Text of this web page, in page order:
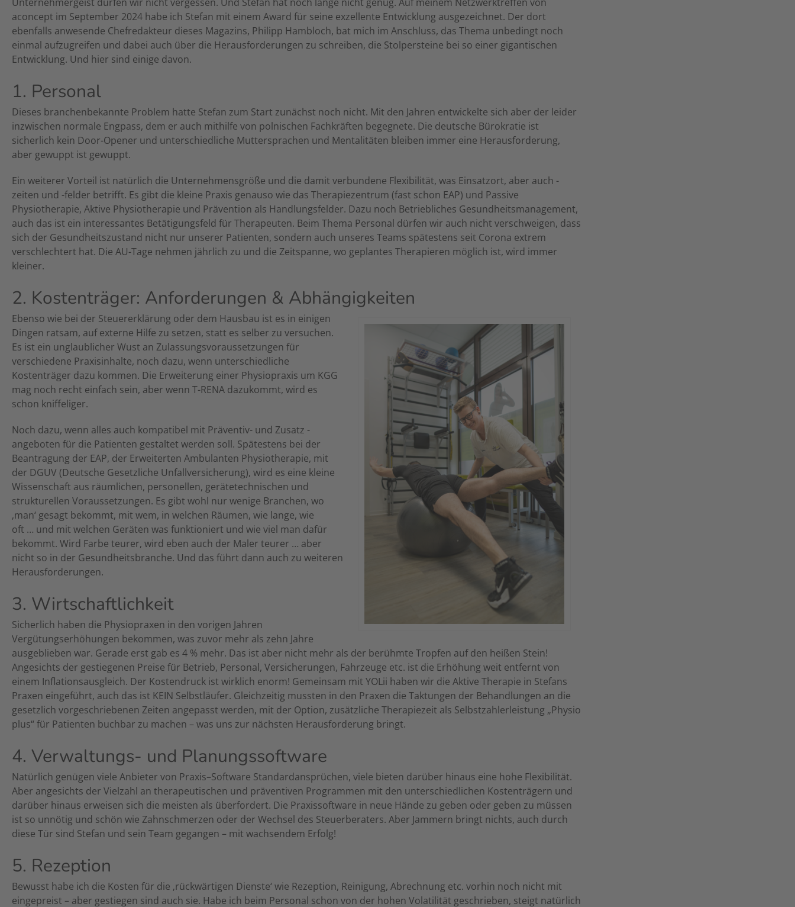
aconcept im September 2024 habe ich Stefan mit einem Award für seine exzellente Entwicklung ausgezeichnet. Der dort
ebenfalls anwesende Chefredakteur dieses Magazins, Philipp Hambloch, bat mich im Anschluss, das Thema unbedingt noch
einmal aufzugreifen und dabei auch über die Herausforderungen zu schreiben, die Stolpersteine bei so einer gigantischen
Entwicklung. Und hier sind einige davon.
1. Personal
Dieses branchenbekannte Problem hatte Stefan zum Start zunächst noch nicht. Mit den Jahren entwickelte sich aber der leider
inzwischen normale Engpass, dem er auch mithilfe von polnischen Fachkräften begegnete. Die deutsche Bürokratie ist
sicherlich kein Door-Opener und unterschiedliche Muttersprachen und Mentalitäten bleiben immer eine Herausforderung,
aber gewuppt ist gewuppt.
Ein weiterer Vorteil ist natürlich die Unternehmensgröße und die damit verbundene Flexibilität, was Einsatzort, aber auch -
zeiten und -felder betrifft. Es gibt die kleine Praxis genauso wie das Therapiezentrum (fast schon EAP) und Passive
Physiotherapie, Aktive Physiotherapie und Prävention als Handlungsfelder. Dazu noch Betriebliches Gesundheitsmanagement,
auch das ist ein interessantes Betätigungsfeld für Therapeuten. Beim Thema Personal dürfen wir auch nicht verschweigen, dass
sich der Gesundheitszustand nicht nur unserer Patienten, sondern auch unseres Teams spätestens seit Corona extrem
verschlechtert hat. Die AU-Tage nehmen jährlich zu und die Zeitspanne, wo geplantes Therapieren möglich ist, wird immer
kleiner.
2. Kostenträger: Anforderungen & Abhängigkeiten
Ebenso wie bei der Steuererklärung oder dem Hausbau ist es in einigen
Dingen ratsam, auf externe Hilfe zu setzen, statt es selber zu versuchen.
Es ist ein unglaublicher Wust an Zulassungsvoraussetzungen für
verschiedene Praxisinhalte, noch dazu, wenn unterschiedliche
Kostenträger dazu kommen. Die Erweiterung einer Physiopraxis um KGG
mag noch recht einfach sein, aber wenn T-RENA dazukommt, wird es
schon kniffeliger.
Noch dazu, wenn alles auch kompatibel mit Präventiv- und Zusatz -
angeboten für die Patienten gestaltet werden soll. Spätestens bei der
Beantragung der EAP, der Erweiterten Ambulanten Physiotherapie, mit
der DGUV (Deutsche Gesetzliche Unfallversicherung), wird es eine kleine
Wissenschaft aus räumlichen, personellen, gerätetechnischen und
strukturellen Voraussetzungen. Es gibt wohl nur wenige Branchen, wo
‚man‘ gesagt bekommt, mit wem, in welchen Räumen, wie lange, wie
oft … und mit welchen Geräten was funktioniert und wie viel man dafür
bekommt. Wird Farbe teurer, wird eben auch der Maler teurer … aber
nicht so in der Gesundheitsbranche. Und das führt dann auch zu weiteren
Herausforderungen.
3. Wirtschaftlichkeit
Sicherlich haben die Physiopraxen in den vorigen Jahren
Vergütungserhöhungen bekommen, was zuvor mehr als zehn Jahre
ausgeblieben war. Gerade erst gab es 4 % mehr. Das ist aber nicht mehr als der berühmte Tropfen auf den heißen Stein!
Angesichts der gestiegenen Preise für Betrieb, Personal, Versicherungen, Fahrzeuge etc. ist die Erhöhung weit entfernt von
einem Inflationsausgleich. Der Kostendruck ist wirklich enorm! Gemeinsam mit YOLii haben wir die Aktive Therapie in Stefans
Praxen eingeführt, auch das ist KEIN Selbstläufer. Gleichzeitig mussten in den Praxen die Taktungen der Behandlungen an die
gesetzlich vorgeschriebenen Zeiten angepasst werden, mit der Option, zusätzliche Therapiezeit als Selbstzahlerleistung „Physio
plus“ für Patienten buchbar zu machen – was uns zur nächsten Herausforderung bringt.
4. Verwaltungs- und Planungssoftware
Natürlich genügen viele Anbieter von Praxis–Software Standardansprüchen, viele bieten darüber hinaus eine hohe Flexibilität.
Aber angesichts der Vielzahl an therapeutischen und präventiven Programmen mit den unterschiedlichen Kostenträgern und
darüber hinaus erweisen sich die meisten als überfordert. Die Praxissoftware in neue Hände zu geben oder geben zu müssen
ist so unnötig und schön wie Zahnschmerzen oder der Wechsel des Steuerberaters. Aber Jammern bringt nichts, auch durch
diese Tür sind Stefan und sein Team gegangen – mit wachsendem Erfolg!
5. Rezeption
Bewusst habe ich die Kosten für die ‚rückwärtigen Dienste‘ wie Rezeption, Reinigung, Abrechnung etc. vorhin noch nicht mit
eingepreist – aber gestiegen sind auch sie. Habe ich beim Personal schon von der hohen Volatilität geschrieben, steigt natürlich